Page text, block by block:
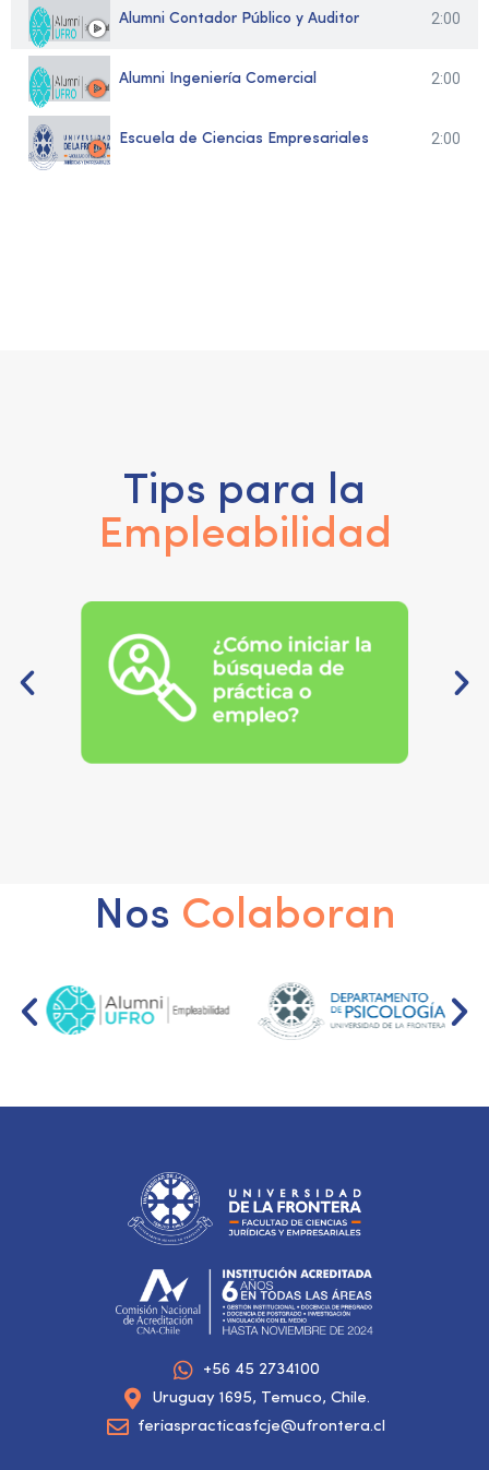
Alumni Contador Público y Auditor 2:00
Alumni Ingeniería Comercial 2:00
Escuela de Ciencias Empresariales 2:00
Tips para la
Empleabilidad
Nos Colaboran
+56 45 2734100
Uruguay 1695, Temuco, Chile.
feriaspracticasfcje@ufrontera.cl